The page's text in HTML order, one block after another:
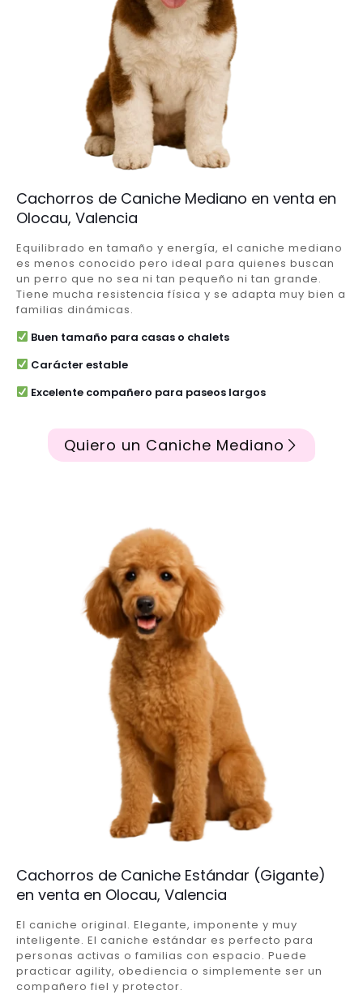
Cachorros de Caniche Mediano en venta en
Olocau, Valencia
Equilibrado en tamaño y energía, el caniche mediano
es menos conocido pero ideal para quienes buscan
un perro que no sea ni tan pequeño ni tan grande.
Tiene mucha resistencia física y se adapta muy bien a
familias dinámicas.
Buen tamaño para casas o chalets
Carácter estable
Excelente compañero para paseos largos
Quiero un Caniche Mediano
Cachorros de Caniche Estándar (Gigante)
en venta en Olocau, Valencia
El caniche original. Elegante, imponente y muy
inteligente. El caniche estándar es perfecto para
personas activas o familias con espacio. Puede
practicar agility, obediencia o simplemente ser un
compañero fiel y protector.